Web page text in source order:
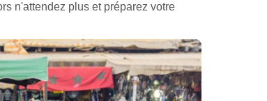
n'attendez plus et préparez votre